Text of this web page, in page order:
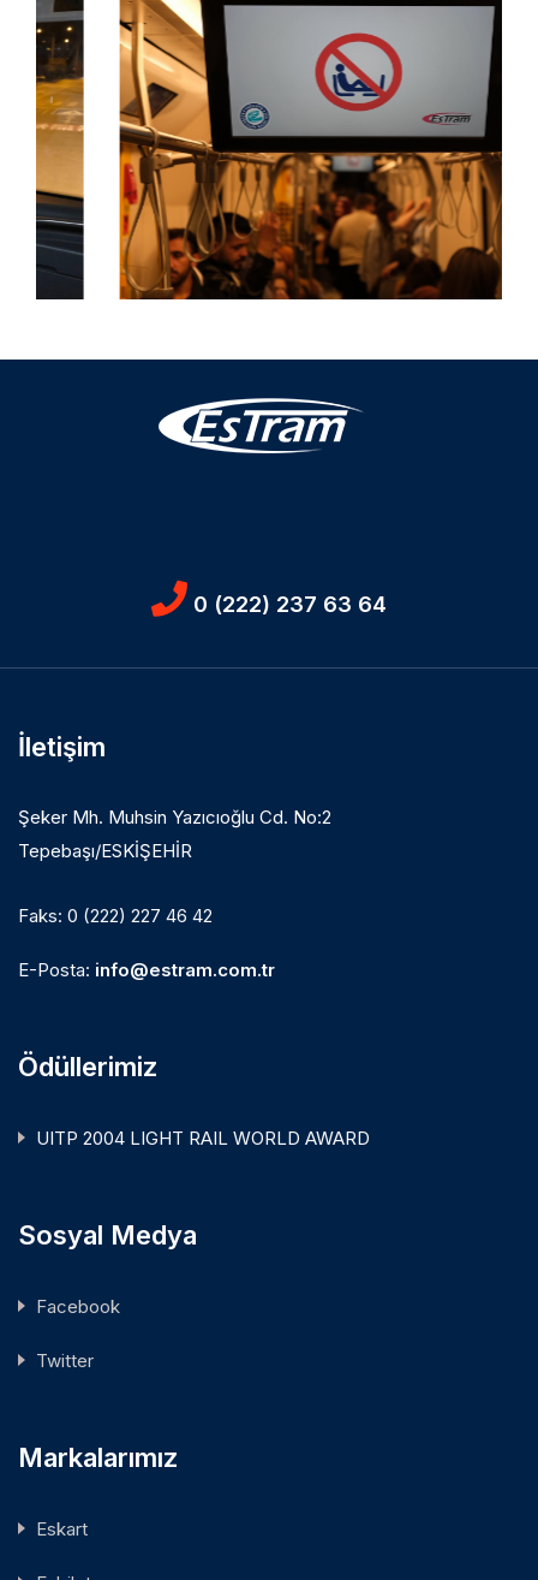
0 (222) 237 63 64
İletişim
Şeker Mh. Muhsin Yazıcıoğlu Cd. No:2
Tepebaşı/ESKİŞEHİR
Faks: 0 (222) 227 46 42
E-Posta: info@estram.com.tr
Ödüllerimiz
UITP 2004 LIGHT RAIL WORLD AWARD
Sosyal Medya
Facebook
Twitter
Markalarımız
Eskart